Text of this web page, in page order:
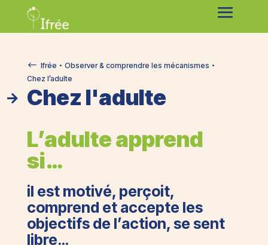
# Ifrée  Observer & comprendre les mécanismes 
Chez l’adulte

Chez l'adulte
L’adulte apprend
si…
il est motivé, perçoit,
comprend et accepte les
objectifs de l’action, se sent
libre…